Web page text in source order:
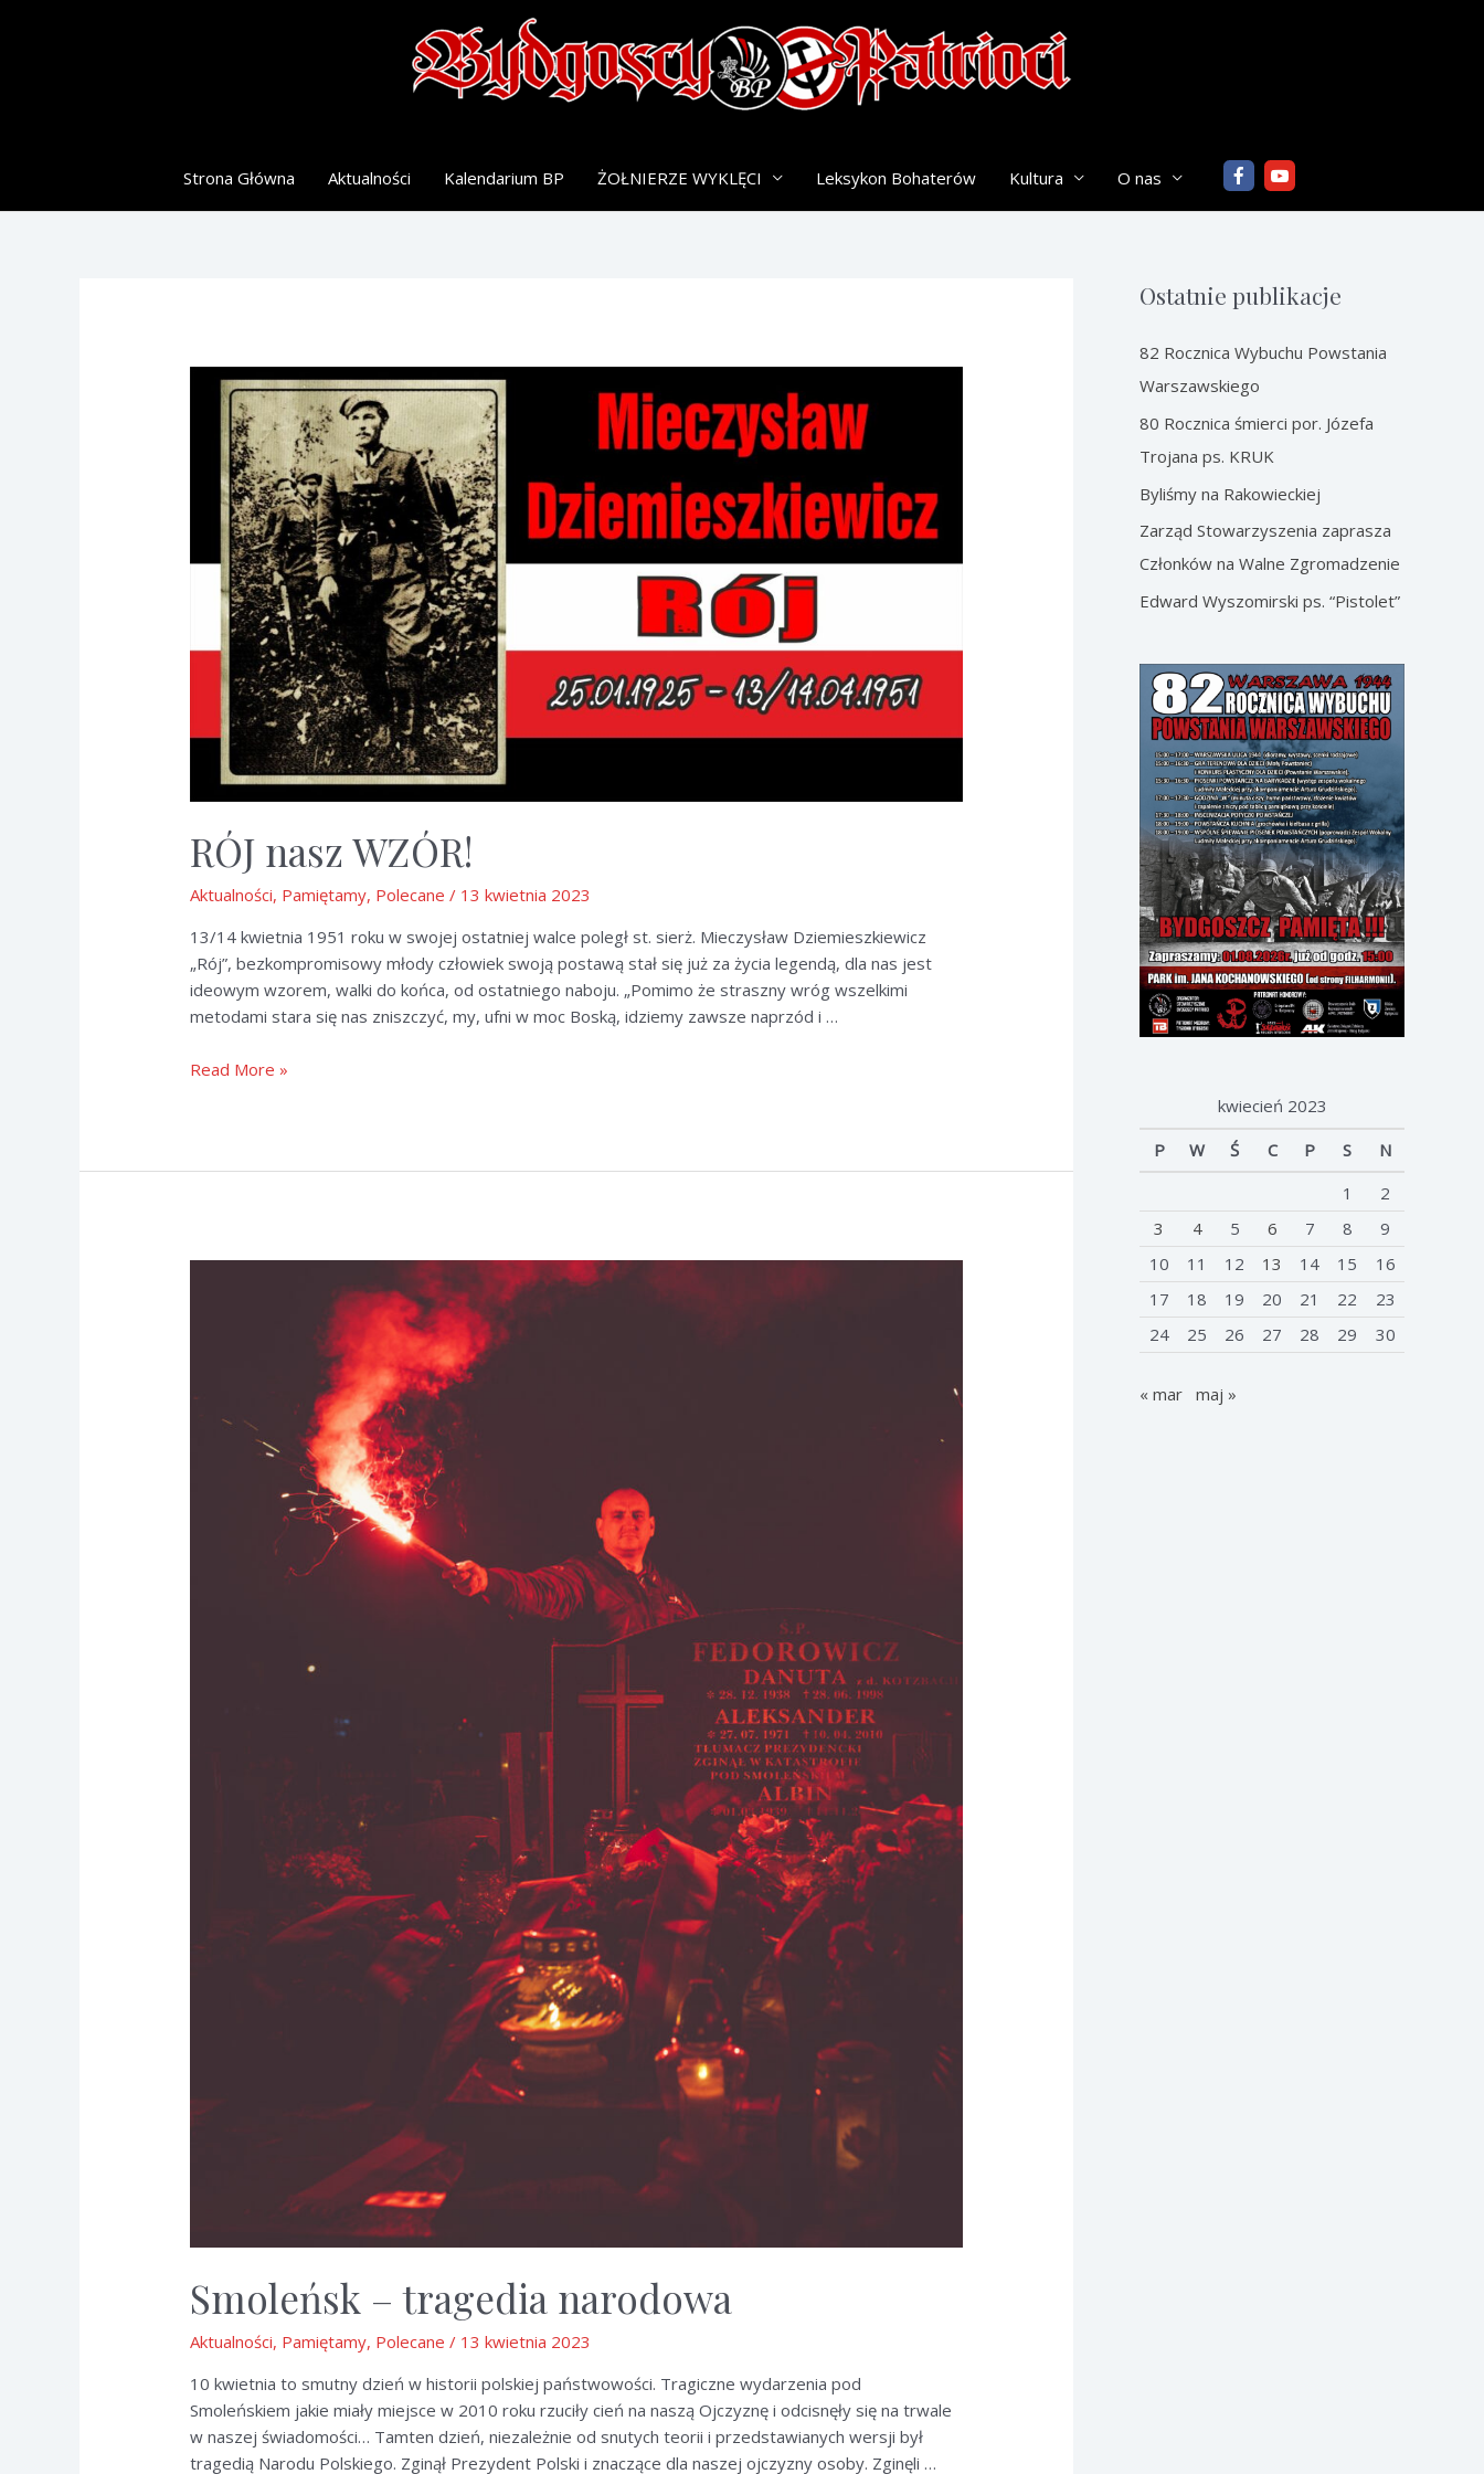
Strona Główna Aktualności Kalendarium BP ŻOŁNIERZE WYKLĘCI Leksykon Bohaterów Kultura O nas
RÓJ nasz WZÓR!
Aktualności, Pamiętamy, Polecane / 13 kwietnia 2023
13/14 kwietnia 1951 roku w swojej ostatniej walce poległ st. sierż. Mieczysław Dziemieszkiewicz
„Rój”, bezkompromisowy młody człowiek swoją postawą stał się już za życia legendą, dla nas jest
ideowym wzorem, walki do końca, od ostatniego naboju. „Pomimo że straszny wróg wszelkimi
metodami stara się nas zniszczyć, my, ufni w moc Boską, idziemy zawsze naprzód i …
RÓJ
Read More »
Smoleńsk – tragedia narodowa
Aktualności, Pamiętamy, Polecane / 13 kwietnia 2023
10 kwietnia to smutny dzień w historii polskiej państwowości. Tragiczne wydarzenia pod
Smoleńskiem jakie miały miejsce w 2010 roku rzuciły cień na naszą Ojczyznę i odcisnęły się na trwale
w naszej świadomości… Tamten dzień, niezależnie od snutych teorii i przedstawianych wersji był
tragedią Narodu Polskiego. Zginął Prezydent Polski i znaczące dla naszej ojczyzny osoby. Zginęli …
Ostatnie publikacje
82 Rocznica Wybuchu Powstania
Warszawskiego
80 Rocznica śmierci por. Józefa
Trojana ps. KRUK
Byliśmy na Rakowieckiej
Zarząd Stowarzyszenia zaprasza
Członków na Walne Zgromadzenie
Edward Wyszomirski ps. “Pistolet”
kwiecień 2023
P
W Ś C P S
N
1
2
3
4 5 6 7 8
9
10
11 12 13 14 15
16
17
18 19 20 21 22
23
24
25 26 27 28 29 30
« mar maj »